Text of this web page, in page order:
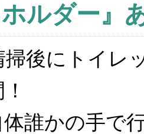
ルダー』
掃後にトイレ
誰かの手で